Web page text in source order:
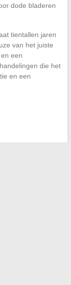
dode bladeren
tientallen jaren
van het juiste
een
die het
en een